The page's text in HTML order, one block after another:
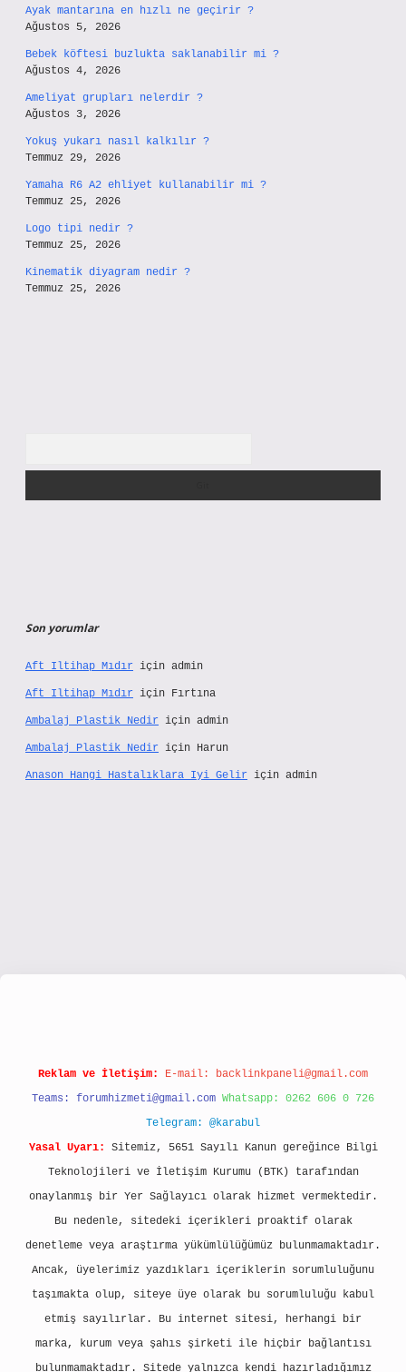
Ayak mantarına en hızlı ne geçirir ?
Ağustos 5, 2026
Bebek köftesi buzlukta saklanabilir mi ?
Ağustos 4, 2026
Ameliyat grupları nelerdir ?
Ağustos 3, 2026
Yokuş yukarı nasıl kalkılır ?
Temmuz 29, 2026
Yamaha R6 A2 ehliyet kullanabilir mi ?
Temmuz 25, 2026
Logo tipi nedir ?
Temmuz 25, 2026
Kinematik diyagram nedir ?
Temmuz 25, 2026
Son yorumlar
Aft Iltihap Mıdır için admin
Aft Iltihap Mıdır için Fırtına
Ambalaj Plastik Nedir için admin
Ambalaj Plastik Nedir için Harun
Anason Hangi Hastalıklara Iyi Gelir için admin
www.hiltonbetx.org/
Reklam ve İletişim: E-mail: backlinkpaneli@gmail.com
Teams: forumhizmeti@gmail.com Whatsapp: 0262 606 0 726
Telegram: @karabul
Yasal Uyarı:
Sitemiz, 5651 Sayılı Kanun gereğince Bilgi
Teknolojileri ve İletişim Kurumu (BTK) tarafından
onaylanmış bir Yer Sağlayıcı olarak hizmet vermektedir.
Bu nedenle, sitedeki içerikleri proaktif olarak
denetleme veya araştırma yükümlülüğümüz bulunmamaktadır.
Ancak, üyelerimiz yazdıkları içeriklerin sorumluluğunu
taşımakta olup, siteye üye olarak bu sorumluluğu kabul
etmiş sayılırlar. Bu internet sitesi, herhangi bir
marka, kurum veya şahıs şirketi ile hiçbir bağlantısı
bulunmamaktadır. Sitede yalnızca kendi hazırladığımız